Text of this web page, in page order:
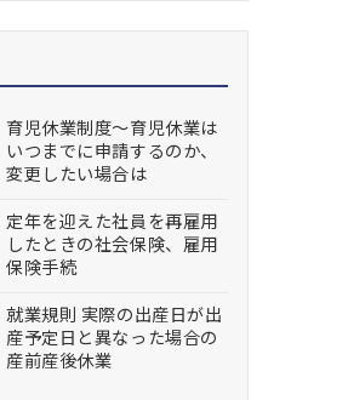
育児休業制度～育児休業は
いつまでに申請するのか、
変更したい場合は
定年を迎えた社員を再雇用
したときの社会保険、雇用
保険手続
就業規則 実際の出産日が出
産予定日と異なった場合の
産前産後休業